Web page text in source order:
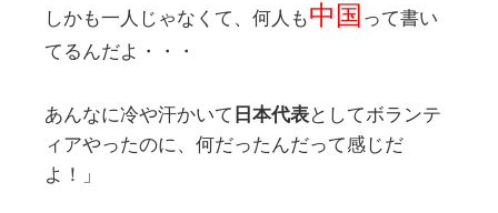
しかも一人じゃなくて、何人も中国 って書い
てるんだよ・・・
あんなに冷や汗かいて 日本代表としてボランテ
ィアやったのに、何だったんだって感じだ
よ！」